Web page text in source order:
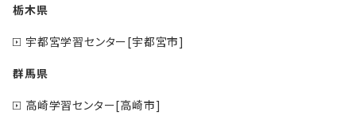
栃木県
宇都宮学習センター[宇都宮市]
群馬県
高崎学習センター[高崎市]